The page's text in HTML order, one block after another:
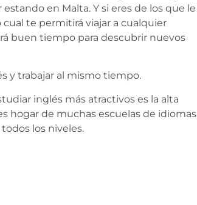
en Malta. Y si eres de los que le
te permitirá viajar a cualquier
buen tiempo para descubrir nuevos
y trabajar al mismo tiempo.
inglés más atractivos es la alta
hogar de muchas escuelas de idiomas
los niveles.